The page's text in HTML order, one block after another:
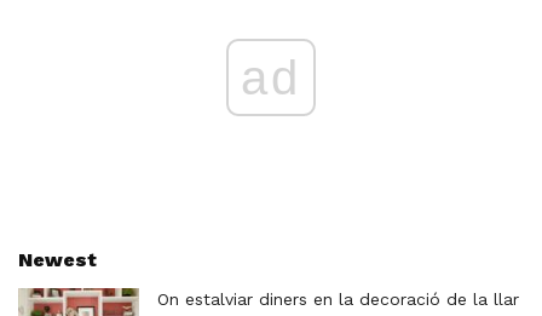
ad
Newest
On estalviar diners en la decoració de la llar